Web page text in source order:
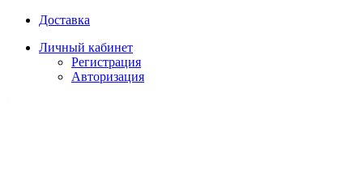
Доставка
Личный кабинет
Регистрация
Авторизация